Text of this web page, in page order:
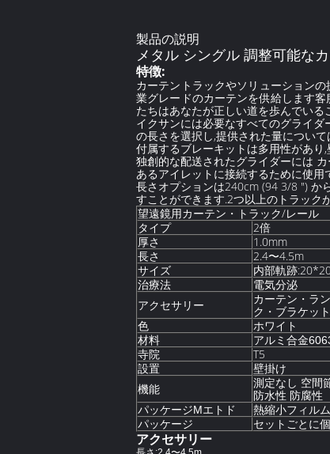
製品の説明
メタル シングル 調整可能な
特徴:
カーテントラックやソリューション
業グレードのカーテンを供給します
たちはあなたが正しい道を歩んでい
イクサンには必要なすべてのグライ
の長さを選択し,提供された量につい
付属するブレーキットは多用性があり
独創的な配送されたグライダーには
あるアイレットに接続するために使
長さオプションは240cm (94 3/8 ") か
すことができます.2つ以上のトラック
望遠鏡用カーテン・トラック/レール
タイプ 2倍
厚さ 1.0mm
長さ
2.4〜4.5m
サイズ
内部軌跡
治療法
電気分泌
アクセサリー
カーテン・ラ
ク・ブラケッ
色
ホワイト
材料
アルミ合金
寺院
T5
設置
壁掛け
機能
測定なし 空間
防水性 防腐性
パッケージMエトド 熱縮小フィルム
パッケージ
セットごとに
アクセサリー